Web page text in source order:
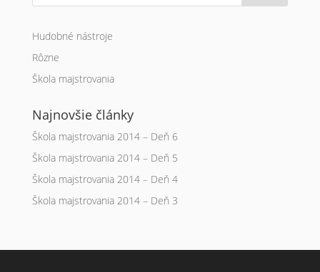
Hudobné nástroje
Rôzne
Škola majstrovania
Najnovšie články
Škola majstrovania 2014 – Deň 6
Škola majstrovania 2014 – Deň 5
Škola majstrovania 2014 – Deň 4
Škola majstrovania 2014 – Deň 3